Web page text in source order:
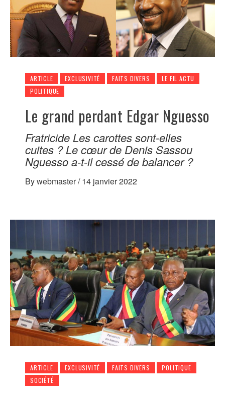
ARTICLE EXCLUSIVITÉ FAITS DIVERS
LE FIL ACTU
POLITIQUE
Le grand perdant Edgar Nguesso
Fratricide Les carottes sont-elles
cuites ? Le cœur de Denis Sassou
Nguesso a-t-il cessé de balancer ?
Bywebmaster/ 14 janvier 2022
ARTICLE EXCLUSIVITÉ FAITS DIVERS
POLITIQUE
SOCIÉTÉ